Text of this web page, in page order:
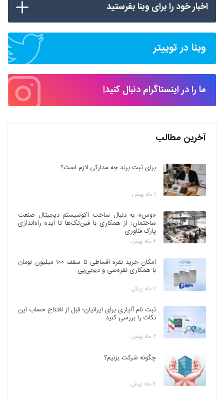
اخبار خود را برای وبنا بفرستید
وبنا در توییتر
ما را در اینستاگرام دنبال کنید!
آخرین مطالب
برای ثبت برند چه مدارکی لازم است؟
۱ ماه پیش
«وس» به دنبال ساخت اکوسیستم دیجیتال صنعت
ساختمان؛ از همکاری با فین‌تک‌ها تا ایده راه‌اندازی
پارک فناوری
۲ ماه پیش
امکان خرید نقره اقساطی تا سقف ۱۰۰ میلیون تومان
با همکاری نقره‌سی و دیجی‌پی
۲ ماه پیش
ثبت نام آلپاری برای ایرانیان؛ قبل از افتتاح حساب این
نکات را بررسی کنید
۲ ماه پیش
چگونه شرکت بزنیم؟
۷ ماه پیش